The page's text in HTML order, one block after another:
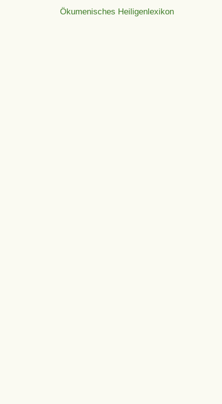
Ökumenisches Heiligenlexikon